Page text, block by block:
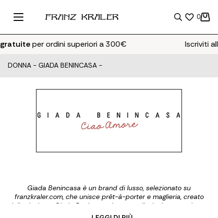
0
per ordini superiori a 300€ Iscriviti
DONNA - GIADA BENINCASA -
Giada Benincasa è un brand di lusso, selezionato su
franzkraler.com, che unisce prêt-à-porter e maglieria, creato
dalla designer Giada Benincasa. Le sue collezioni, caratterizzate
da glamour, colori vivaci e alta qualità Made in Italy, sono